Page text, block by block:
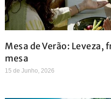
Mesa de Verão: Leveza,
mesa
15 de Junho, 2026